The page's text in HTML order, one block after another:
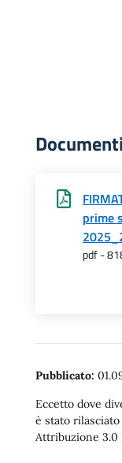
Documenti
prime
pdf -
Pubblicato:
Eccetto dove
è stato
Attribuzione 3.0